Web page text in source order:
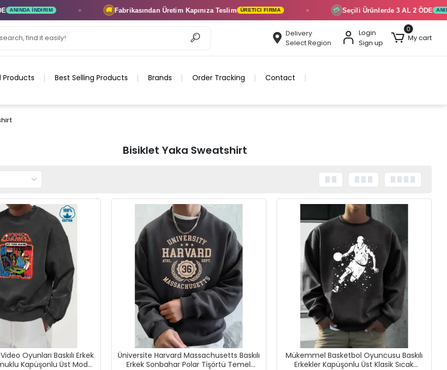
🚚 Fabrikasından ÜretimKapınıza Teslim ÜRETICI FIRMA 💳 Seçili Ürünlerde3 AL 2 ÖDE ANINDA İNDIRIM
Delivery
Select Region
Login
Sign up
0
My cart
Products Best Selling Products Brands Order Tracking Contact
Bisiklet Yaka Sweatshirt
Oyunları Baskılı Erkek
Kapüşonlu Üst Moda
Üniversite Harvard Massachusetts Baskılı
Erkek Sonbahar Polar Tişörtü Temel
Mükemmel Basketbol Oyuncusu Baskılı
Erkekler Kapüşonlu Üst Klasik Sıcak